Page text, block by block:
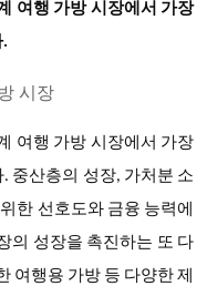
여행 가방 시장에서 가장
여행 가방 시장에서 가장
중산층의 성장, 가처분 소
한 선호도와 금융 능력에
의 성장을 촉진하는 또 다
여행용 가방 등 다양한 제